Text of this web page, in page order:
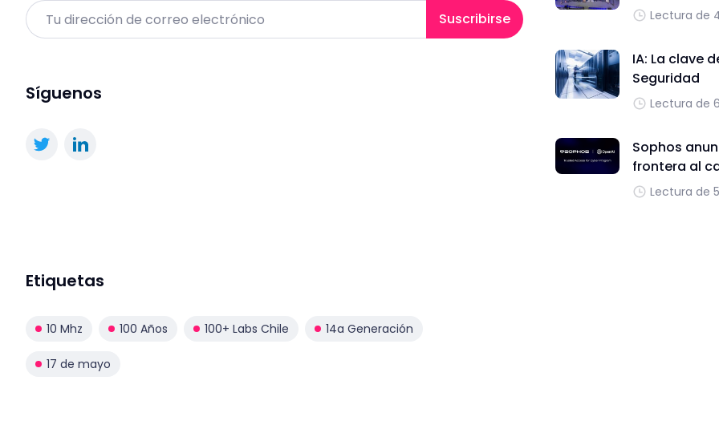
Email Suscribirse
Síguenos
Lectura de
IA: La clave
Seguridad
Lectura de
Sophos
frontera al
Lectura de
Etiquetas
10 Mhz 100 Años 100+ Labs Chile 14a Generación
17 de mayo